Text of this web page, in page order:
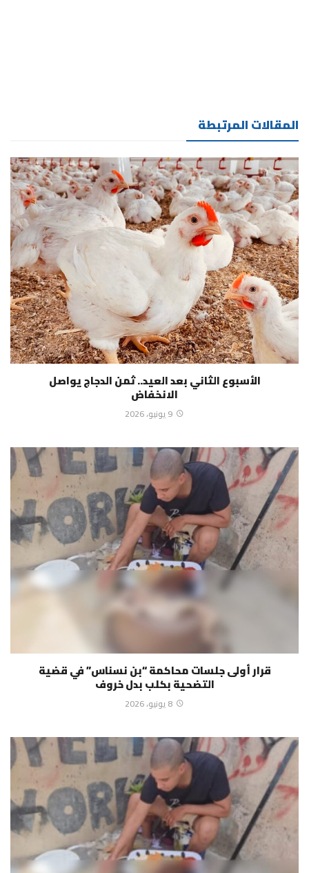
المقالات المرتبطة
الأسبوع الثاني بعد العيد.. ثمن الدجاج يواصل
الانخفاض
9 يونيو، 2026
قرار أولى جلسات محاكمة “بن نسناس” في قضية
التضحية بكلب بدل خروف
8 يونيو، 2026